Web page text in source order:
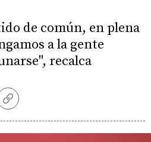
de común, en plena
a la gente
recalca
Copiar